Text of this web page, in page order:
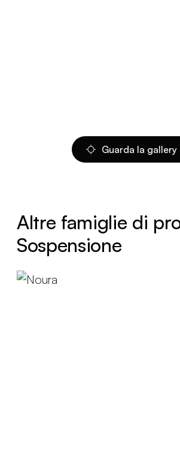
Guarda la gallery
Altre famiglie di
Sospensione